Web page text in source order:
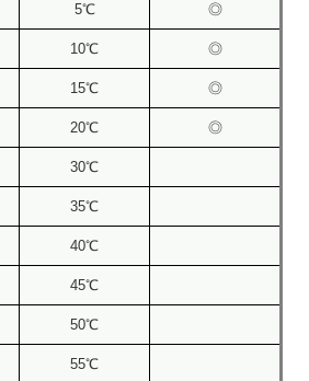
5℃ ◎
10℃ ◎
15℃ ◎
20℃ ◎
30℃
35℃
40℃
45℃
50℃
55℃